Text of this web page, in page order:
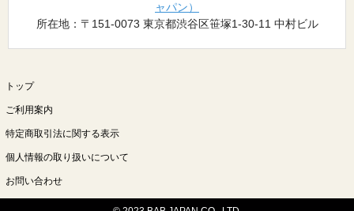
ャパン）
所在地：〒151-0073 東京都渋谷区笹塚1-30-11 中村ビル
トップ
ご利用案内
特定商取引法に関する表示
個人情報の取り扱いについて
お問い合わせ